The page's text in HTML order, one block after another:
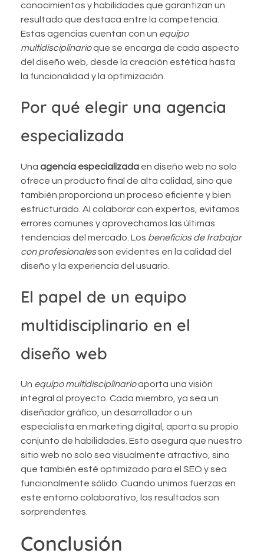
conocimientos y habilidades que garantizan un
resultado que destaca entre la competencia.
Estas agencias cuentan con un equipo
multidisciplinarioque se encarga de cada aspecto
del diseño web, desde la creación estética hasta
la funcionalidad y la optimización.
Por qué elegir una agencia
especializada
Una agencia especializada en diseño web no solo
ofrece un producto final de alta calidad, sino que
también proporciona un proceso eficiente y bien
estructurado. Al colaborar con expertos, evitamos
errores comunes y aprovechamos las últimas
tendencias del mercado. Los beneficios de trabajar
con profesionalesson evidentes en la calidad del
diseño y la experiencia del usuario.
El papel de un equipo
multidisciplinario en el
diseño web
Un equipo multidisciplinarioaporta una visión
integral al proyecto. Cada miembro, ya sea un
diseñador gráfico, un desarrollador o un
especialista en marketing digital, aporta su propio
conjunto de habilidades. Esto asegura que nuestro
sitio web no solo sea visualmente atractivo, sino
que también esté optimizado para el SEO y sea
funcionalmente sólido. Cuando unimos fuerzas en
este entorno colaborativo, los resultados son
sorprendentes.
Conclusión